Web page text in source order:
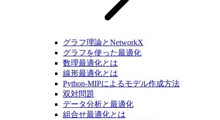
グラフ理論とNetworkX
グラフを使った最適化
数理最適化とは
線形最適化とは
Python-MIPによるモデル作成方法
双対問題
データ分析と最適化
組合せ最適化とは